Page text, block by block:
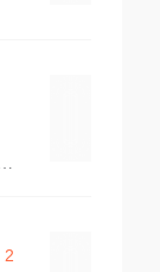
2